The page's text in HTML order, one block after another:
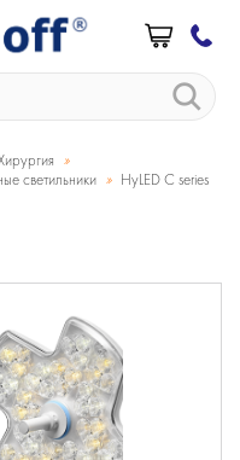
»
светильники » HyLED C series